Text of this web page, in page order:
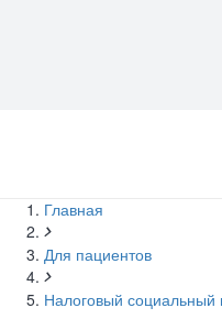
Главная
Для пациентов
Налоговый социальный